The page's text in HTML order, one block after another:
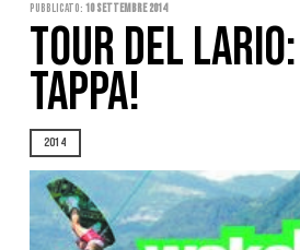
Pubblicato: 10 Settembre 2014
TOUR DEL
TAPPA!
2014